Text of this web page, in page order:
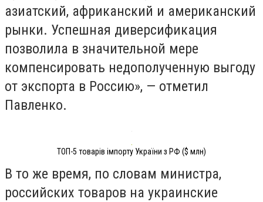
азиатский, африканский и американский
рынки. Успешная диверсификация
позволила в значительной мере
компенсировать недополученную выгоду
от экспорта в Россию», — отметил
Павленко.
ТОП-5 товарів імпорту України з РФ ($ млн)
В то же время, по словам министра,
российских товаров на украинские